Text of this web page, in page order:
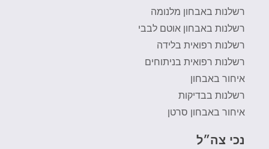
רשלנות באבחון מלנומה
רשלנות באבחון אוטם לבבי
רשלנות רפואית בלידה
רשלנות רפואית בניתוחים
איחור באבחון
רשלנות בבדיקות
איחור באבחון סרטן
נכי צה״ל